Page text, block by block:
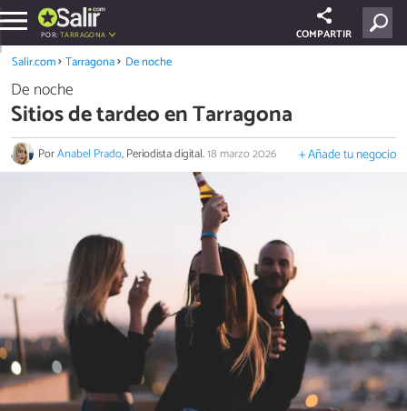
POR: TARRAGONA COMPARTIR
Salir.com Tarragona De noche
De noche
Sitios de tardeo en Tarragona
PorAnabel Prado, Periodista digital.18 marzo 2026 + Añade tu negocio